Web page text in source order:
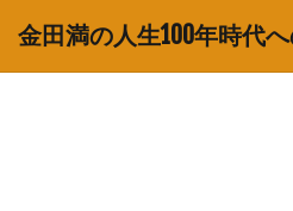
金田満の人生100年時代へ